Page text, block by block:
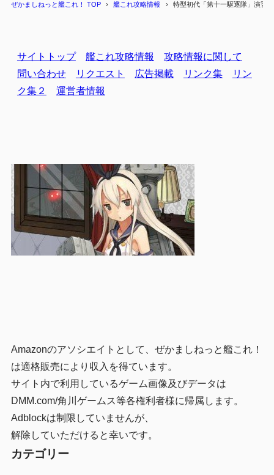
ぜかましねっと艦これ！ TOP 艦これ攻略情報 特型初代「第十一駆逐隊」演習
サイトトップ 艦これ攻略情報
攻略情報に関して
問い合わせ
リクエスト 広告掲載 リンク集
リン
ク集２
運営者情報
Amazonのアソシエイトとして、ぜかましねっと艦これ！
は適格販売により収入を得ています。
サイト内で利用しているゲーム画像及びデータは
DMM.com/角川ゲームス等各権利者様に帰属します。
Adblockは制限していませんが、
解除していただけると幸いです。
カテゴリー